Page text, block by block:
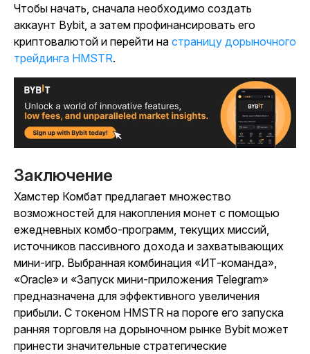
Чтобы начать, сначала необходимо создать
аккаунт Bybit, а затем профинансировать его
криптовалютой и перейти на страницу дорыночного
трейдинга HMSTR.
Заключение
Хамстер Комбат предлагает множество
возможностей для накопления монет с помощью
ежедневных комбо-программ, текущих миссий,
источников пассивного дохода и захватывающих
мини-игр. Выбранная комбинация «ИТ-команда»,
«Oracle» и «Запуск мини-приложения Telegram»
предназначена для эффективного увеличения
прибыли. С токеном HMSTR на пороге его запуска
ранняя торговля на дорыночном рынке Bybit может
принести значительные стратегические